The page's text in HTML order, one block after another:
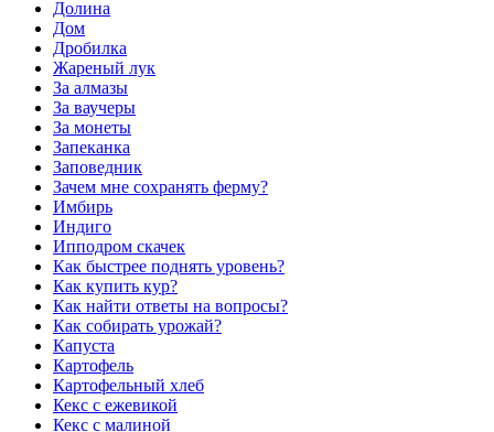
Долина
Дом
Дробилка
Жареный лук
За алмазы
За ваучеры
За монеты
Запеканка
Заповедник
Зачем мне сохранять ферму?
Имбирь
Индиго
Ипподром скачек
Как быстрее поднять уровень?
Как купить кур?
Как найти ответы на вопросы?
Как собирать урожай?
Капуста
Картофель
Картофельный хлеб
Кекс с ежевикой
Кекс с малиной